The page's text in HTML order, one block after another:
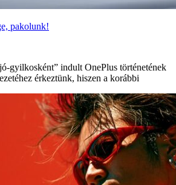
pakolunk!
gyilkosként” indult OnePlus történetének
érkeztünk, hiszen a korábbi